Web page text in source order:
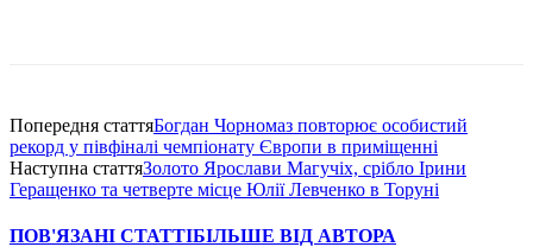
Попередня статтяБогдан Чорномаз повторює особистий
рекорд у півфіналі чемпіонату Європи в приміщенні
Наступна статтяЗолото Ярослави Магучіх, срібло Ірини
Геращенко та четверте місце Юлії Левченко в Торуні
ПОВ'ЯЗАНІ СТАТТІБІЛЬШЕ ВІД АВТОРА